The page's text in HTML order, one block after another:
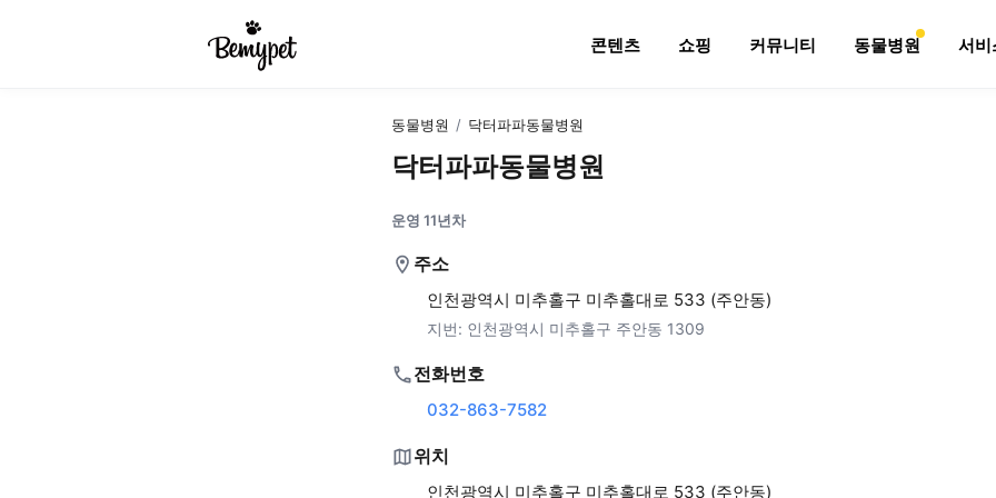
콘텐츠 쇼핑 커뮤니티 동물병원 서비
동물병원 / 닥터파파동물병원
닥터파파동물병원
운영 11년차
주소
인천광역시 미추홀구 미추홀대로 533 (주안동)
지번: 인천광역시 미추홀구 주안동 1309
전화번호
032-863-7582
위치
인천광역시 미추홀구 미추홀대로 533 (주안동)